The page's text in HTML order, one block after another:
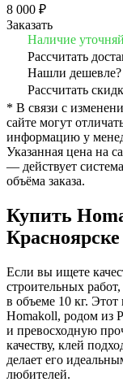
8 000 ₽
Заказать
Наличие
Рассчитать
Нашли дешевле?
Рассчитать
* В связи с
сайте могут
информацию у
Указанная цена на
— действует
объёма заказа.
Купить
Красноярске
Если вы ищете
строительных
в объеме 10 кг.
Homakoll, родом из
и превосходную
качеству, клей
делает его
любителей.